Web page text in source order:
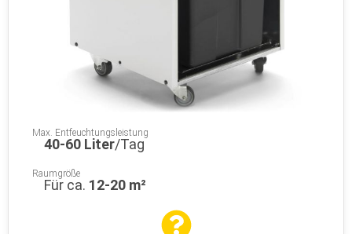
Max. Entfeuchtungsleistung
40-60 Liter/Tag
Raumgröße
Für ca. 12-20 m²